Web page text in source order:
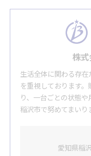
株式
生活全体に関わる存
を重視しております
り、一台ごとの状態
稲沢市で努めてまいり
愛知県稲